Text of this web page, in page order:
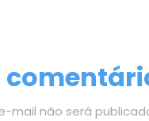
mail não será